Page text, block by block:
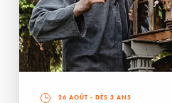
26 AOÛT - DÈS 3 ANS